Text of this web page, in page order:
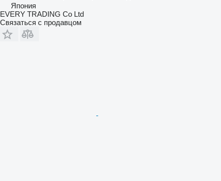
Япония
EVERY TRADING Co Ltd
Связаться с продавцом